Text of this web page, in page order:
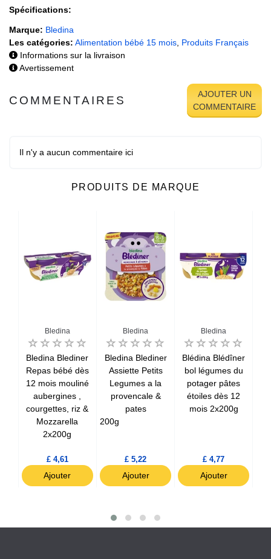
Spécifications:
Marque: Bledina
Les catégories: Alimentation bébé 15 mois Produits Français
Informations sur la livraison
Avertissement
COMMENTAIRES
AJOUTER UN
COMMENTAIRE
Il n'y a aucun commentaire ici
PRODUITS DE MARQUE
Bledina
Bledina Blediner
Repas bébé dès
12 mois mouliné
aubergines ,
courgettes, riz &
Mozzarella
2x200g
£ 4,61
Ajouter
Bledina
Bledina Blediner
Assiette Petits
Legumes a la
provencale &
pates
200g
£ 5,22
Ajouter
Bledina
Blédina Blédîner
bol légumes du
potager pâtes
étoiles dès 12
mois 2x200g
£ 4,77
Ajouter